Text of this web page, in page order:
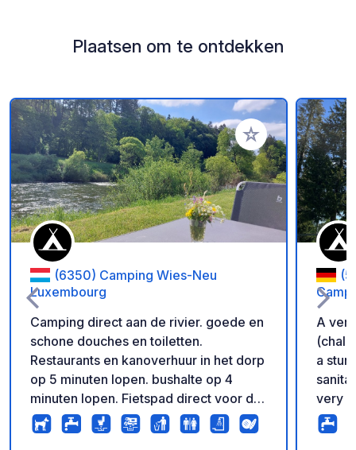
Plaatsen om te ontdekken
Voeg toe aan je
(6350) Camping Wies-Neu
Luxembourg
Camping direct aan de rivier. goede en
schone douches en toiletten.
Restaurants en kanoverhuur in het dorp
op 5 minuten lopen. bushalte op 4
minuten lopen. Fietspad direct voor de
deur. Veel wandelroutes ook.vanuit de
camping. via een extra's loop je naar
A
a
very
bike.